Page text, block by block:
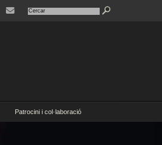
Patrocini i col·laboració